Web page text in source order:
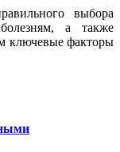
выбора
а также
ключевые факторы